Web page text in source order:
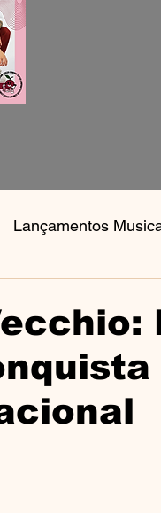
Lançamentos